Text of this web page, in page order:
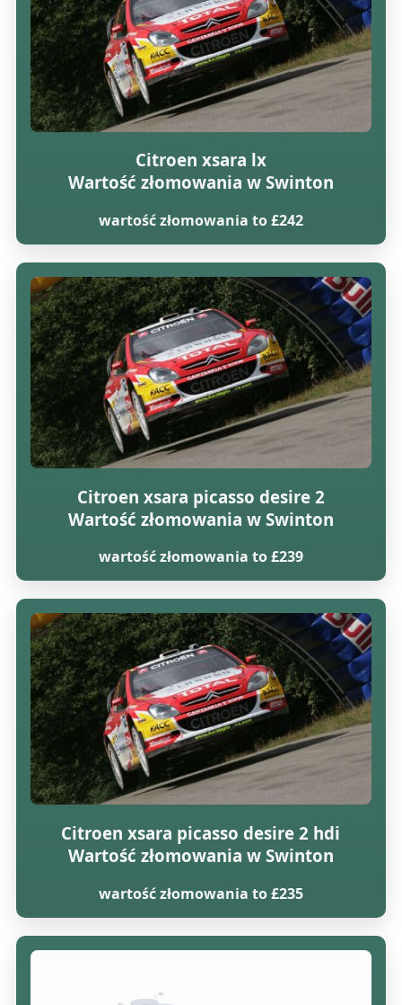
Citroen xsara lx
Wartość złomowania w Swinton
wartość złomowania to £242
Citroen xsara picasso desire 2
Wartość złomowania w Swinton
wartość złomowania to £239
Citroen xsara picasso desire 2 hdi
Wartość złomowania w Swinton
wartość złomowania to £235